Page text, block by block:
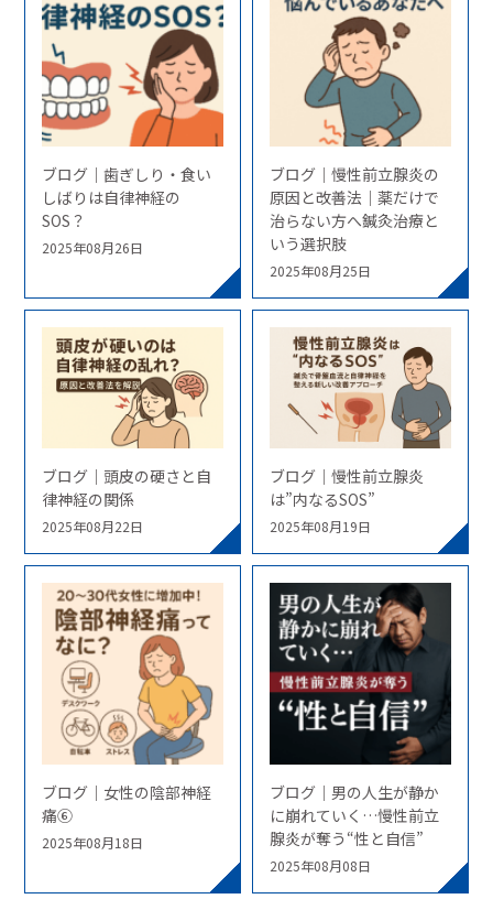
ブログ｜歯ぎしり・食い
しばりは自律神経の
SOS？
2025年08月26日
ブログ｜慢性前立腺炎の
原因と改善法｜薬だけで
治らない方へ鍼灸治療と
いう選択肢
2025年08月25日
ブログ｜頭皮の硬さと自
律神経の関係
2025年08月22日
ブログ｜慢性前立腺炎
は”内なるSOS”
2025年08月19日
ブログ｜女性の陰部神経
痛⑥
2025年08月18日
ブログ｜男の人生が静か
に崩れていく…慢性前立
腺炎が奪う“性と自信”
2025年08月08日